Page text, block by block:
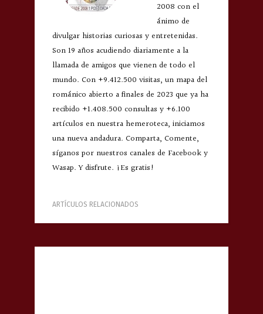
2008 con el
ánimo de
divulgar historias curiosas y entretenidas.
Son 19 años acudiendo diariamente a la
llamada de amigos que vienen de todo el
mundo. Con +9.412.500 visitas, un mapa del
románico abierto a finales de 2023 que ya ha
recibido +1.408.500 consultas y +6.100
artículos en nuestra hemeroteca, iniciamos
una nueva andadura. Comparta, Comente,
síganos por nuestros canales de Facebook y
Wasap. Y disfrute. ¡Es gratis!
ARTÍCULOS RELACIONADOS